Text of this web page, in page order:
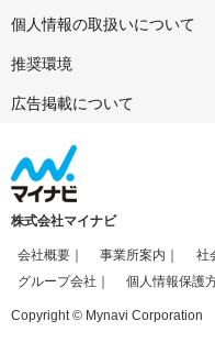
個人情報の取扱いについて
推奨環境
広告掲載について
株式会社マイナビ
会社概要 事業所案内 社
グループ会社
個人情報保護
Copyright © Mynavi Corporation